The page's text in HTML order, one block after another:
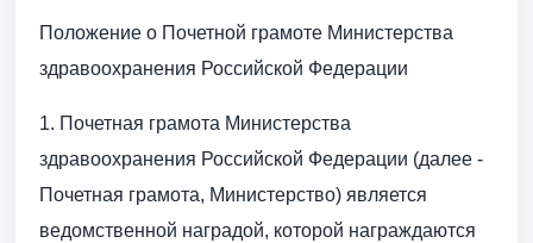
Положение о Почетной грамоте Министерства
здравоохранения Российской Федерации
1. Почетная грамота Министерства
здравоохранения Российской Федерации (далее -
Почетная грамота, Министерство) является
ведомственной наградой, которой награждаются